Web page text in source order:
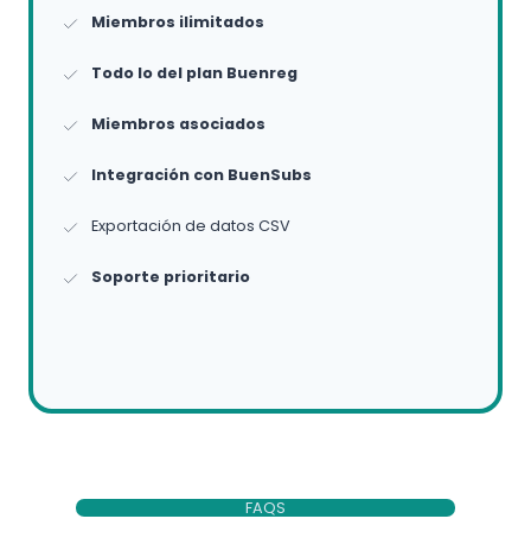
Miembros ilimitados
Todo lo del plan Buenreg
Miembros asociados
Integración con BuenSubs
Exportación de datos CSV
Soporte prioritario
FAQS